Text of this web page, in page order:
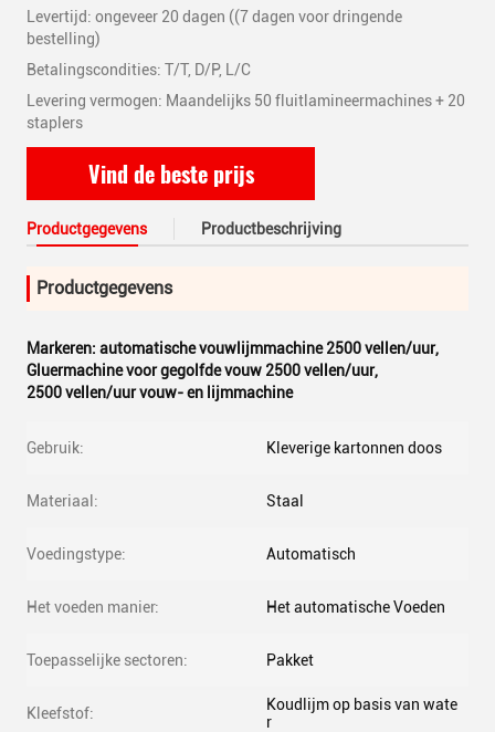
Levertijd: ongeveer 20 dagen ((7 dagen voor dringende
bestelling)
Betalingscondities: T/T, D/P, L/C
Levering vermogen: Maandelijks 50 fluitlamineermachines + 20
staplers
Vind de beste prijs
Productgegevens Productbeschrijving
Productgegevens
Markeren: automatische vouwlijmmachine 2500 vellen/uur,
Gluermachine voor gegolfde vouw 2500 vellen/uur,
2500 vellen/uur vouw- en lijmmachine
Gebruik: Kleverige kartonnen doos
Materiaal: Staal
Voedingstype: Automatisch
Het voeden manier: Het automatische Voeden
Toepasselijke sectoren: Pakket
Kleefstof:
Koudlijm op basis van wate
r